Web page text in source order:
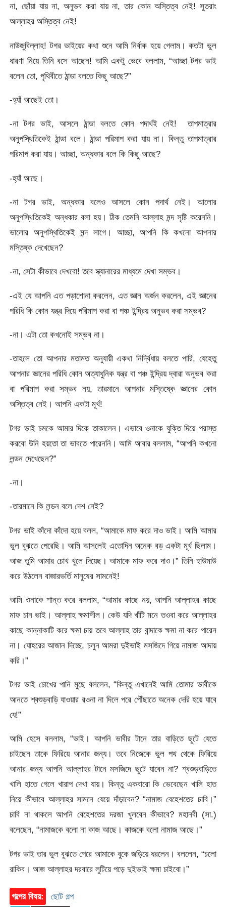
না, ছোঁয়া যায় না, অনুভব করা যায় না, তার কোন অস্তিত্ব নেই! সুতরাং
আল্লাহর অস্তিত্ব নেই!
নাউজুবিল্লাহ! টগর ভাইয়ের কথা শুনে আমি নির্বাক হয়ে গেলাম। কতটা ভুল
ধারণা নিয়ে তিনি বসে আছেন! আমি একটু ভেবে বললাম, “আচ্ছা টগর ভাই
বলেন তো, পৃথিবীতে ঠান্ডা বলতে কিছু আছে?”
-হ্যাঁ আছেই তো।
-না টগর ভাই, আসলে ঠান্ডা বলতে কোন পদার্থই নেই! তাপমাত্রার
অনুপস্থিতিকেই ঠান্ডা বলে। ঠান্ডা পরিমাপ করা যায় না। কিন্তু তাপমাত্রার
পরিমাপ করা যায়। আচ্ছা, অন্ধকার বলে কি কিছু আছে?
-হ্যাঁ আছে।
-না টগর ভাই, অন্ধকার বলেও আসলে কোন পদার্থ নেই। আলোর
অনুপস্থিতিকেই অন্ধকার বলা হয়। ঠিক তেমনি আল্লাহ মন্দ সৃষ্টি করেননি।
ভালোর অনুপস্থিতিকেই মন্দ লাগে। আচ্ছা, আপনি কি কখনো আপনার
মস্তিষ্ক দেখেছেন?
-না, সেটা কীভাবে দেখবো! তবে স্ক্যানারের মাধ্যমে দেখা সম্ভব।
-এই যে আপনি এত পড়াশোনা করলেন, এত জ্ঞান অর্জন করলেন, এই জ্ঞানের
পরিধি কি কোন যন্ত্র দিয়ে পরিমাপ করা বা পঞ্চ ইন্দ্রিয় অনুভব করা সম্ভব?
-না। এটা তো কখনোই সম্ভব না।
-তাহলে তো আপনার মতামত অনুযায়ী একথা নির্দ্বিধায় বলতে পারি, যেহেতু
আপনার জ্ঞানের পরিধি কোন অত্যাধুনিক যন্ত্র বা পঞ্চ ইন্দ্রিয় দ্বারা অনুভব করা
বা পরিমাপ করা সম্ভব নয়, তারমানে আপনার মস্তিষ্কে জ্ঞানের কোন
অস্তিত্ব নেই। আপনি একটা মূর্খ!
টগর ভাই চমকে আমার দিকে তাকালেন। এভাবে ওনাকে যুক্তি দিয়ে পরাস্ত
করবো উনি হয়তো তা ভাবতে পারেননি। আমি আবার বললাম, “আপনি কখনো
লন্ডন দেখেছেন?”
-না।
-তারমানে কি লন্ডন বলে দেশ নেই?
টগর ভাই কাঁদো কাঁদো হয়ে বলল, “আমাকে মাফ করে দাও ভাই। আমি আমার
ভুল বুঝতে পেরেছি। আমি আসলেই এতোদিন অনেক বড় একটা মূর্খ ছিলাম।
আজ তুমি আমার চোখ খুলে দিয়েছ। আমাকে মাফ করে দাও।” তিনি হাউমাউ
করে উঠলেন বাজারভর্তি মানুষের সামনেই!
আমি ওনাকে শান্ত করে বললাম, “আমার কাছে নয়, আপনি আল্লাহর কাছে
মাফ চান ভাই। আল্লাহ ক্ষমাশীল। কেউ যদি খাঁটি মনে তওবা করে আল্লাহর
কাছে কান্নাকাটি করে ক্ষমা চায় তবে আল্লাহ তার বান্দাকে ক্ষমা না করে পারেন
না। যোহরের আজান দিচ্ছে, চলুন আমরা দুইভাই মসজিদে গিয়ে নামাজ আদায়
করি।”
টগর ভাই চোখের পানি মুছে বললেন, “কিন্তু এখানেই আমি তোমার ভাবীকে
আনতে শ্বশুড়বাড়ি যাওয়ার রওনা না দিলে পরে পৌঁছাতে অনেক দেরি হয়ে যাবে
যে!”
আমি হেসে বললাম, “ভাই। আপনি ভাবীর টানে তার বাড়িতে ছুটে যেতে
চাইছেন তাকে ফিরিয়ে আনার জন্য। তবে নিজেকে ভুল পথ থেকে ফিরিয়ে
আনার জন্য আপনি আল্লাহর টানে মসজিদে ছুটে যাবেন না? শ্বশুড়বাড়িতে
খালি হাতে গেলে খারাপ দেখা যায়। কিন্তু একবারো কি ভেবেছেন খালি হাত
নিয়ে কীভাবে আল্লাহর সামনে যেয়ে দাঁড়াবেন? “নামাজ বেহেশতের চাবি।”
চাবি না থাকলে আপনি বেহেশতের দরজা খুলবেন কীভাবে? মহানবী (সা.)
বলেছেন, “নামাজকে বলো না কাজ আছে। কাজকে বলো নামাজ আছে।”
টগর ভাই তার ভুল বুঝতে পেরে আমাকে বুকে জড়িয়ে ধরলেন। বললেন, “চলো
রাকিব। আজ আল্লাহর দরবারে লুটিয়ে পড়ে দুইভাই ক্ষমা চাইবো।”
গল্পের বিষয়: ছোট গল্প